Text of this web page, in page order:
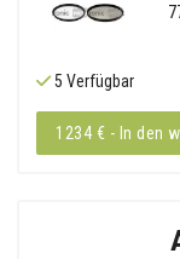
5 Verfügbar
1234 € - In den